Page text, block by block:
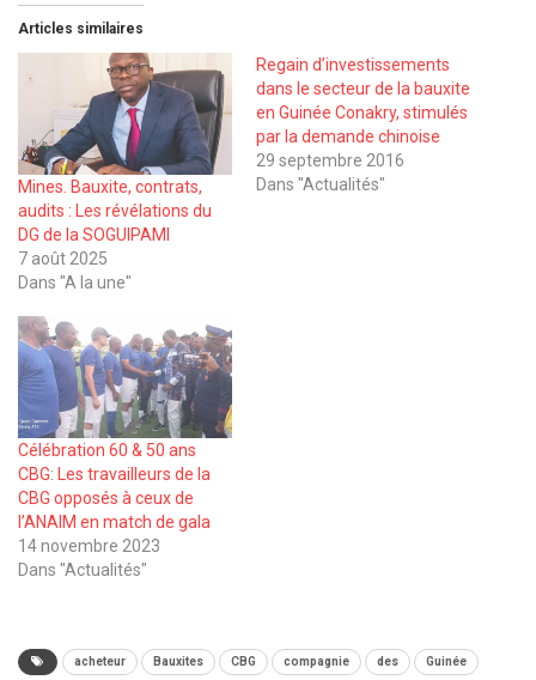
Articles similaires
Mines. Bauxite, contrats,
audits : Les révélations du
DG de la SOGUIPAMI
7 août 2025
Dans "A la une"
Regain d’investissements
dans le secteur de la bauxite
en Guinée Conakry, stimulés
par la demande chinoise
29 septembre 2016
Dans "Actualités"
Célébration 60 & 50 ans
CBG: Les travailleurs de la
CBG opposés à ceux de
l’ANAIM en match de gala
14 novembre 2023
Dans "Actualités"
acheteur Bauxites CBG compagnie des Guinée